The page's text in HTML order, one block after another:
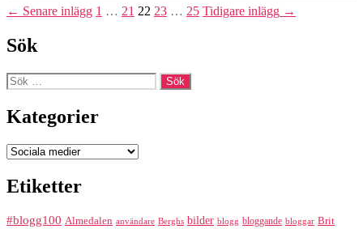
Sidnumrering
för
inlägg
← Senare inlägg 1 … 21 22 23 … 25 Tidigare inlägg →
Sök
Sök
efter:
Kategorier
Kategorier
Etiketter
#blogg100 Almedalen användare Berghs bilder blogg bloggande bloggar Brit